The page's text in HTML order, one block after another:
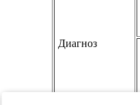
Диагноз